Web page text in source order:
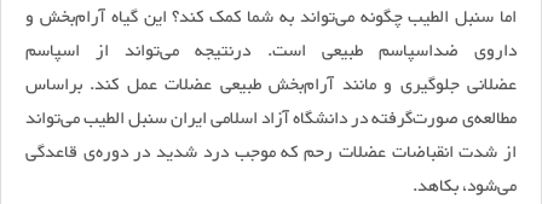
اما سنبل الطیب چگونه می‌تواند به شما کمک کند؟ این گیاه آرام‌بخش و
داروی ضداسپاسم طبیعی است. درنتیجه می‌تواند از اسپاسم
عضلانی جلوگیری و مانند آرام‌بخش طبیعی عضلات عمل کند. براساس
مطالعه‌ی صورت‌گرفته در دانشگاه آزاد اسلامی ایران سنبل الطیب می‌تواند
از شدت انقباضات عضلات رحم که موجب درد شدید در دوره‌ی قاعدگی
می‌شود، بکاهد.